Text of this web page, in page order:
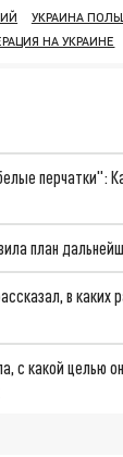
УКРАИНА
НА УКРАИНЕ
перчатки":
план
в каких
с какой целью